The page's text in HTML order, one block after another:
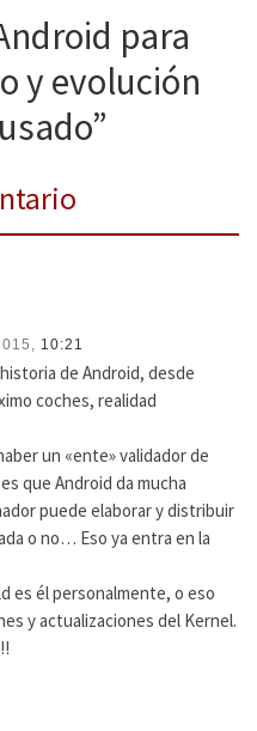
para
y evolución
10:21
de Android, desde
coches, realidad
un «ente» validador de
que Android da mucha
puede elaborar y distribuir
o no… Eso ya entra en la
es él personalmente, o eso
y actualizaciones del Kernel.